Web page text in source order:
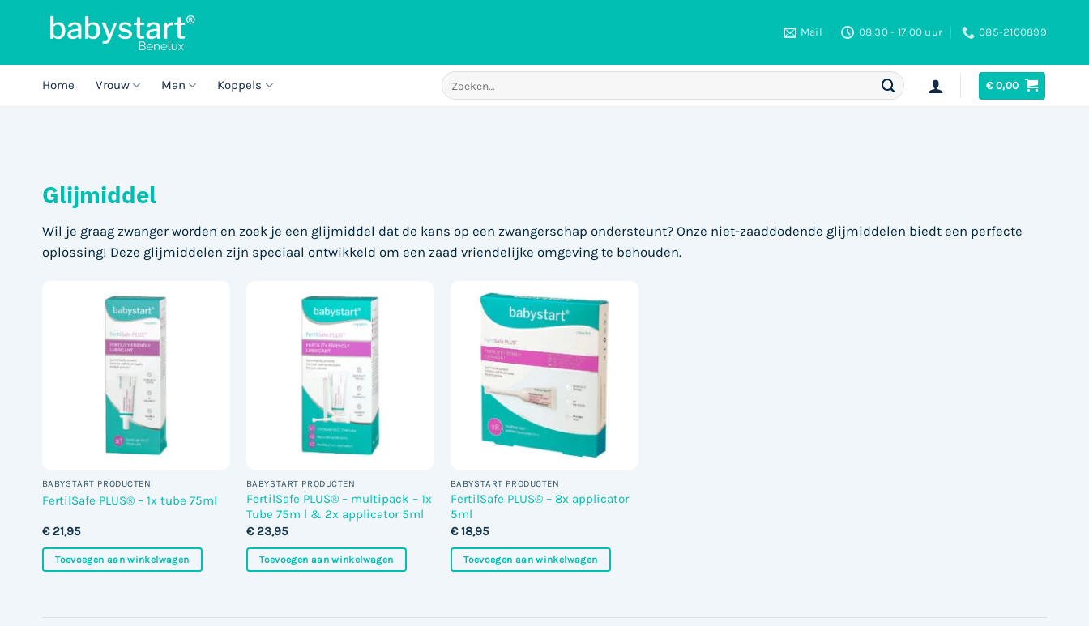
Mail 08:30 - 17:00 uur 085-2100899
Home Vrouw Man Koppels
Zoeken
naar:
€0,00
Glijmiddel
Wil je graag zwanger worden en zoek je een glijmiddel dat de kans op een zwangerschap ondersteunt? Onze niet-zaaddodende glijmiddelen biedt een perfecte
oplossing! Deze glijmiddelen zijn speciaal ontwikkeld om een zaad vriendelijke omgeving te behouden.
BABYSTART PRODUCTEN
FertilSafe PLUS® – 1x tube 75ml
€21,95
Toevoegen aan winkelwagen
BABYSTART PRODUCTEN
FertilSafe PLUS® – multipack – 1x
Tube 75m l & 2x applicator 5ml
€23,95
Toevoegen aan winkelwagen
BABYSTART PRODUCTEN
FertilSafe PLUS® – 8x applicator
5ml
€18,95
Toevoegen aan winkelwagen